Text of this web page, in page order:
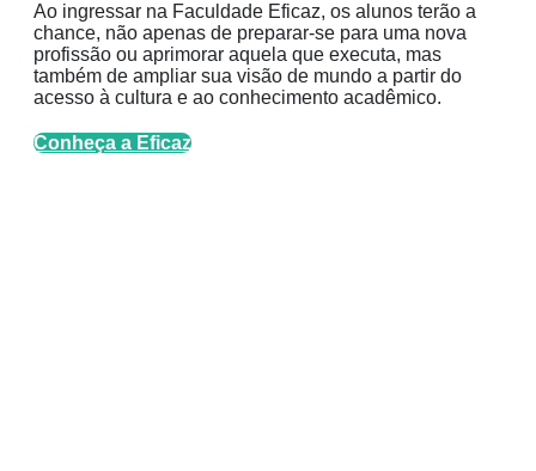
Ao ingressar na Faculdade Eficaz, os alunos terão a
chance, não apenas de preparar-se para uma nova
profissão ou aprimorar aquela que executa, mas
também de ampliar sua visão de mundo a partir do
acesso à cultura e ao conhecimento acadêmico.
Conheça a Eficaz